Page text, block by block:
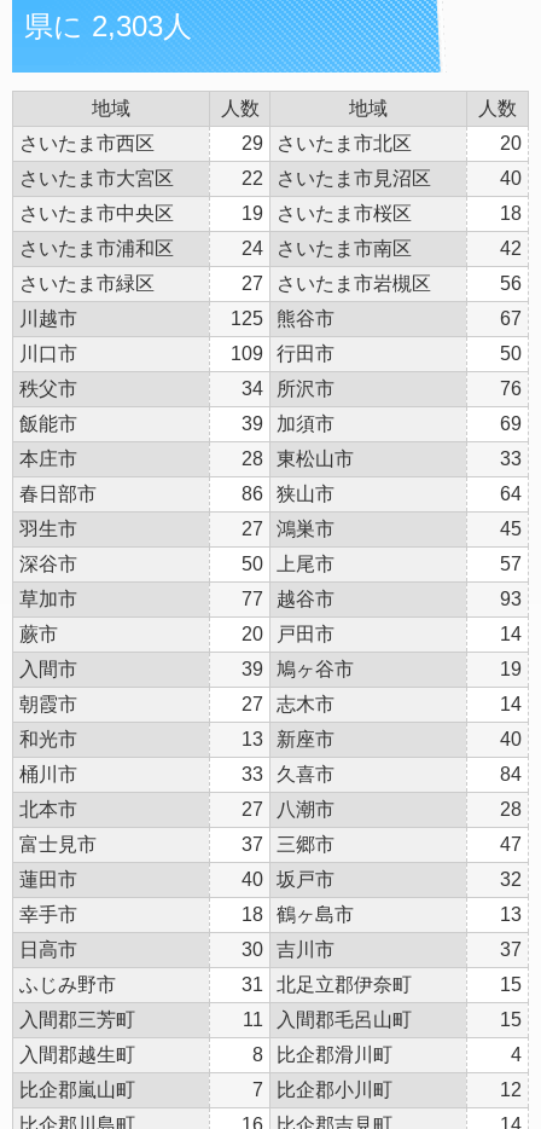
県に 2,303人
地域 人数 地域
人数
さいたま市西区
29 さいたま市北区
20
さいたま市大宮区
22 さいたま市見沼区
40
さいたま市中央区
19 さいたま市桜区
18
さいたま市浦和区
24 さいたま市南区
42
さいたま市緑区
27 さいたま市岩槻区
56
川越市
125 熊谷市
67
川口市
109 行田市
50
秩父市
34 所沢市
76
飯能市
39 加須市
69
本庄市
28 東松山市
33
春日部市
86 狭山市
64
羽生市
27 鴻巣市
45
深谷市
50 上尾市
57
草加市
77 越谷市
93
蕨市
20 戸田市
14
入間市
39 鳩ヶ谷市
19
朝霞市
27 志木市
14
和光市
13 新座市
40
桶川市
33 久喜市
84
北本市
27 八潮市
28
富士見市
37 三郷市
47
蓮田市
40 坂戸市
32
幸手市
18 鶴ヶ島市
13
日高市
30 吉川市
37
ふじみ野市
31 北足立郡伊奈町
15
入間郡三芳町
11 入間郡毛呂山町
15
入間郡越生町
8 比企郡滑川町
4
比企郡嵐山町
7 比企郡小川町
12
比企郡川島町
16 比企郡吉見町 14